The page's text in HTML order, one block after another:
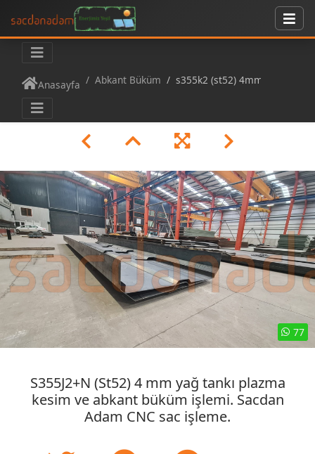
Anasayfa Abkant Büküm s355k2 (st52) 4mm yağ tankı plazma kesim abkant büküm
77
S355J2+N (St52) 4 mm yağ tankı plazma
kesim ve abkant büküm işlemi. Sacdan
Adam CNC sac işleme.